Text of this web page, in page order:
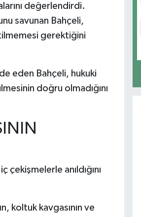
değerlendirdi.
savunan Bahçeli,
gerektiğini
eden Bahçeli, hukuki
doğru olmadığını
anıldığını
koltuk kavgasının ve